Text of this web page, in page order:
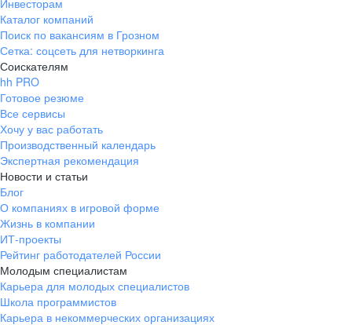
Инвесторам
Каталог компаний
Поиск по вакансиям в Грозном
Сетка: соцсеть для нетворкинга
Соискателям
hh PRO
Готовое резюме
Все сервисы
Хочу у вас работать
Производственный календарь
Экспертная рекомендация
Новости и статьи
Блог
О компаниях в игровой форме
Жизнь в компании
ИТ-проекты
Рейтинг работодателей России
Молодым специалистам
Карьера для молодых специалистов
Школа программистов
Карьера в некоммерческих организациях